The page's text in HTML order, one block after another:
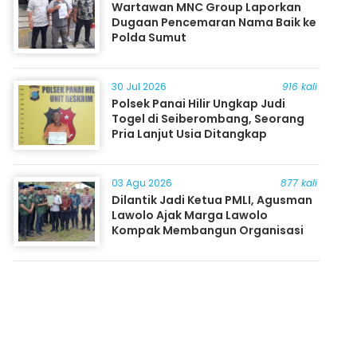
Wartawan MNC Group Laporkan
Dugaan Pencemaran Nama Baik ke
Polda Sumut
30 Jul 2026 916 kali
Polsek Panai Hilir Ungkap Judi
Togel di Seiberombang, Seorang
Pria Lanjut Usia Ditangkap
03 Agu 2026 877 kali
Dilantik Jadi Ketua PMLI, Agusman
Lawolo Ajak Marga Lawolo
Kompak Membangun Organisasi